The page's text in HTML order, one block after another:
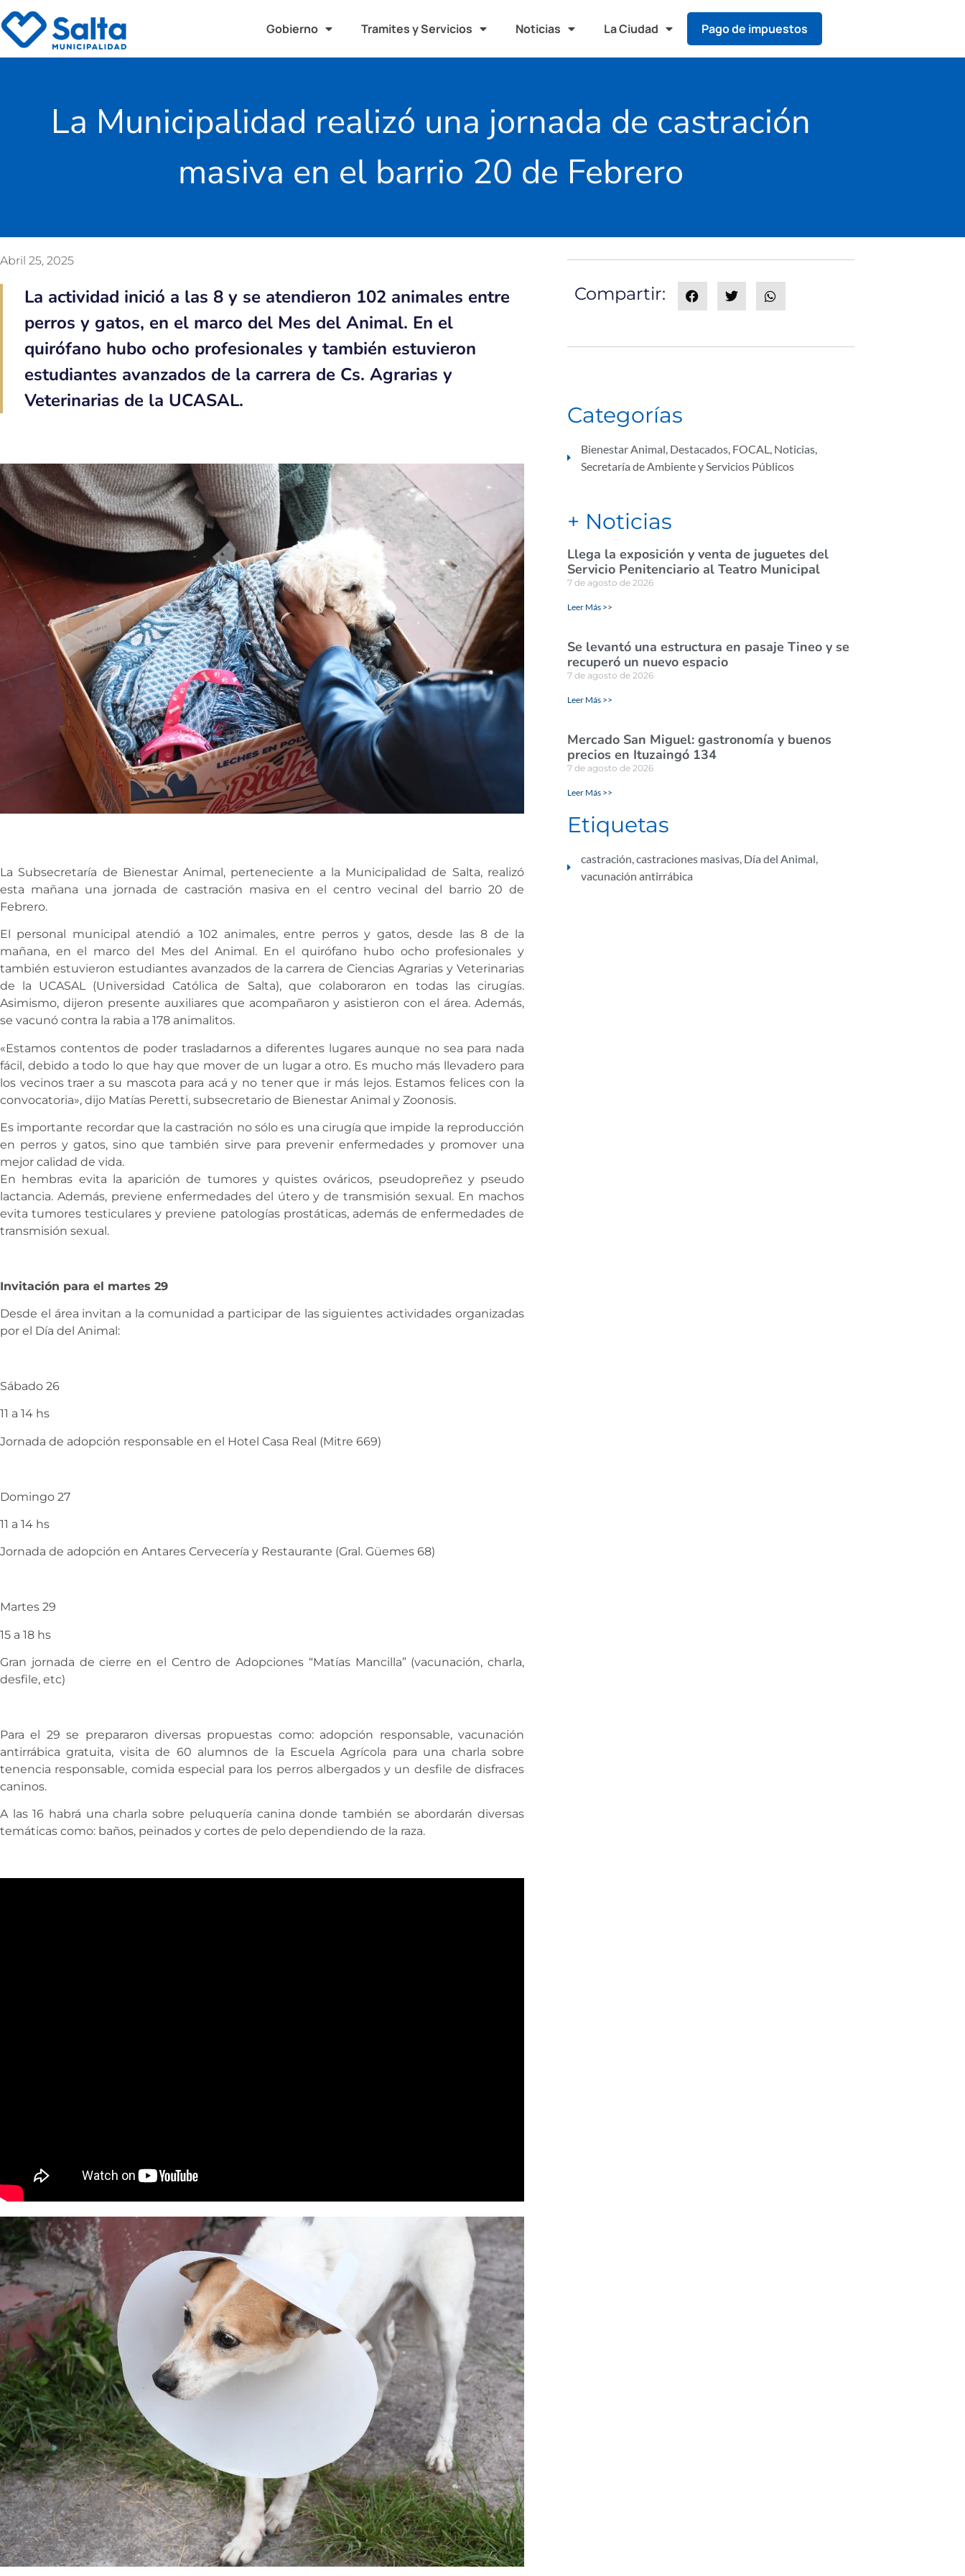
Gobierno Tramites y Servicios Noticias La Ciudad Pago de impuestos
La Municipalidad realizó una jornada de castración
masiva en el barrio 20 de Febrero
Abril 25, 2025
La actividad inició a las 8 y se atendieron 102 animales entre
perros y gatos, en el marco del Mes del Animal. En el
quirófano hubo ocho profesionales y también estuvieron
estudiantes avanzados de la carrera de Cs. Agrarias y
Veterinarias de la UCASAL.
La Subsecretaría de Bienestar Animal, perteneciente a la Municipalidad de Salta, realizó
esta mañana una jornada de castración masiva en el centro vecinal del barrio 20 de
Febrero.
El personal municipal atendió a 102 animales, entre perros y gatos, desde las 8 de la
mañana, en el marco del Mes del Animal. En el quirófano hubo ocho profesionales y
también estuvieron estudiantes avanzados de la carrera de Ciencias Agrarias y Veterinarias
de la UCASAL (Universidad Católica de Salta), que colaboraron en todas las cirugías.
Asimismo, dijeron presente auxiliares que acompañaron y asistieron con el área. Además,
se vacunó contra la rabia a 178 animalitos.
«Estamos contentos de poder trasladarnos a diferentes lugares aunque no sea para nada
fácil, debido a todo lo que hay que mover de un lugar a otro. Es mucho más llevadero para
los vecinos traer a su mascota para acá y no tener que ir más lejos. Estamos felices con la
convocatoria», dijo Matías Peretti, subsecretario de Bienestar Animal y Zoonosis.
Es importante recordar que la castración no sólo es una cirugía que impide la reproducción
en perros y gatos, sino que también sirve para prevenir enfermedades y promover una
mejor calidad de vida.
En hembras evita la aparición de tumores y quistes ováricos, pseudopreñez y pseudo
lactancia. Además, previene enfermedades del útero y de transmisión sexual. En machos
evita tumores testiculares y previene patologías prostáticas, además de enfermedades de
transmisión sexual.
Invitación para el martes 29
Desde el área invitan a la comunidad a participar de las siguientes actividades organizadas
por el Día del Animal:
Sábado 26
11 a 14 hs
Jornada de adopción responsable en el Hotel Casa Real (Mitre 669)
Domingo 27
11 a 14 hs
Jornada de adopción en Antares Cervecería y Restaurante (Gral. Güemes 68)
Martes 29
15 a 18 hs
Gran jornada de cierre en el Centro de Adopciones “Matías Mancilla” (vacunación, charla,
desfile, etc)
Para el 29 se prepararon diversas propuestas como: adopción responsable, vacunación
antirrábica gratuita, visita de 60 alumnos de la Escuela Agrícola para una charla sobre
tenencia responsable, comida especial para los perros albergados y un desfile de disfraces
caninos.
A las 16 habrá una charla sobre peluquería canina donde también se abordarán diversas
temáticas como: baños, peinados y cortes de pelo dependiendo de la raza.
Compartir:
Categorías
Bienestar Animal, Destacados, FOCAL, Noticias,
Secretaría de Ambiente y Servicios Públicos
+ Noticias
Llega la exposición y venta de juguetes del
Servicio Penitenciario al Teatro Municipal
7 de agosto de 2026
Leer Más >>
Se levantó una estructura en pasaje Tineo y se
recuperó un nuevo espacio
7 de agosto de 2026
Leer Más >>
Mercado San Miguel: gastronomía y buenos
precios en Ituzaingó 134
7 de agosto de 2026
Leer Más >>
Etiquetas
castración,castraciones masivas, Día del Animal,
vacunación antirrábica